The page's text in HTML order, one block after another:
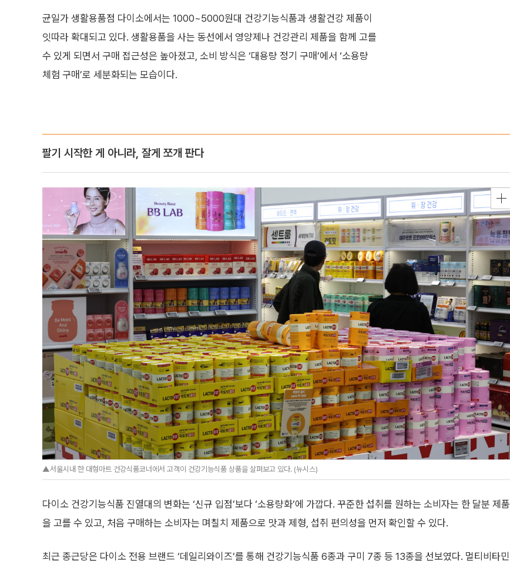
균일가 생활용품점 다이소에서는 1000~5000원대 건강기능식품과 생활건강 제품이
잇따라 확대되고 있다. 생활용품을 사는 동선에서 영양제나 건강관리 제품을 함께 고를
수 있게 되면서 구매 접근성은 높아졌고, 소비 방식은 ‘대용량 정기 구매’에서 ‘소용량
체험 구매’로 세분화되는 모습이다.
팔기 시작한 게 아니라, 잘게 쪼개 판다
▲서울시내 한 대형마트 건강식품코너에서 고객이 건강기능식품 상품을 살펴보고 있다. (뉴시스)
다이소 건강기능식품 진열대의 변화는 ‘신규 입점’보다 ‘소용량화’에 가깝다. 꾸준한 섭취를 원하는 소비자는 한 달분 제품
을 고를 수 있고, 처음 구매하는 소비자는 며칠치 제품으로 맛과 제형, 섭취 편의성을 먼저 확인할 수 있다.
최근 종근당은 다이소 전용 브랜드 ‘데일리와이즈’를 통해 건강기능식품 6종과 구미 7종 등 13종을 선보였다. 멀티비타민